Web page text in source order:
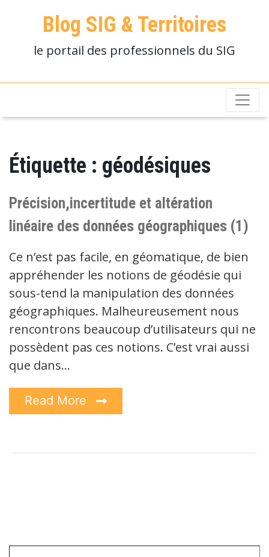
Blog SIG & Territoires
le portail des professionnels du SIG
Étiquette : géodésiques
Précision,incertitude et altération
linéaire des données géographiques (1)
Ce n’est pas facile, en géomatique, de bien
appréhender les notions de géodésie qui
sous-tend la manipulation des données
géographiques. Malheureusement nous
rencontrons beaucoup d’utilisateurs qui ne
possèdent pas ces notions. C’est vrai aussi
que dans…
Read More
Saisissez votre adresse e-mail…